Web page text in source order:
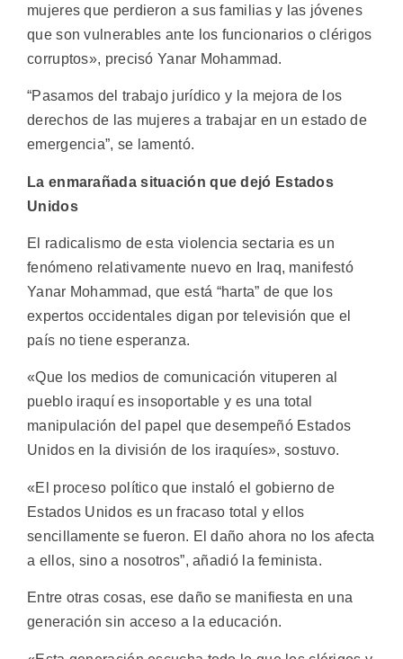
mujeres que perdieron a sus familias y las jóvenes
que son vulnerables ante los funcionarios o clérigos
corruptos», precisó Yanar Mohammad.
“Pasamos del trabajo jurídico y la mejora de los
derechos de las mujeres a trabajar en un estado de
emergencia”, se lamentó.
La enmarañada situación que dejó Estados
Unidos
El radicalismo de esta violencia sectaria es un
fenómeno relativamente nuevo en Iraq, manifestó
Yanar Mohammad, que está “harta” de que los
expertos occidentales digan por televisión que el
país no tiene esperanza.
«Que los medios de comunicación vituperen al
pueblo iraquí es insoportable y es una total
manipulación del papel que desempeñó Estados
Unidos en la división de los iraquíes», sostuvo.
«El proceso político que instaló el gobierno de
Estados Unidos es un fracaso total y ellos
sencillamente se fueron. El daño ahora no los afecta
a ellos, sino a nosotros”, añadió la feminista.
Entre otras cosas, ese daño se manifiesta en una
generación sin acceso a la educación.